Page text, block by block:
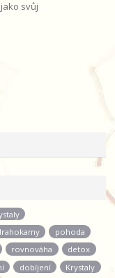
pohoda
rovnováha
detox
dobíjení
Krystaly
svůj